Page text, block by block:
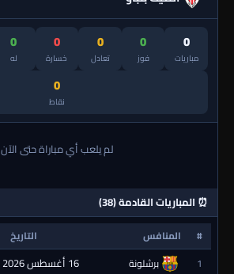
0
مباريات
0
فوز
0
تعادل
0
خسارة
0
له
0
نقاط
لم يلعب أي مباراة حتى الآن
⏰ المباريات القادمة (38)
# المنافس التاريخ
1
برشلونة 16 أغسطس 2026 - 18:00